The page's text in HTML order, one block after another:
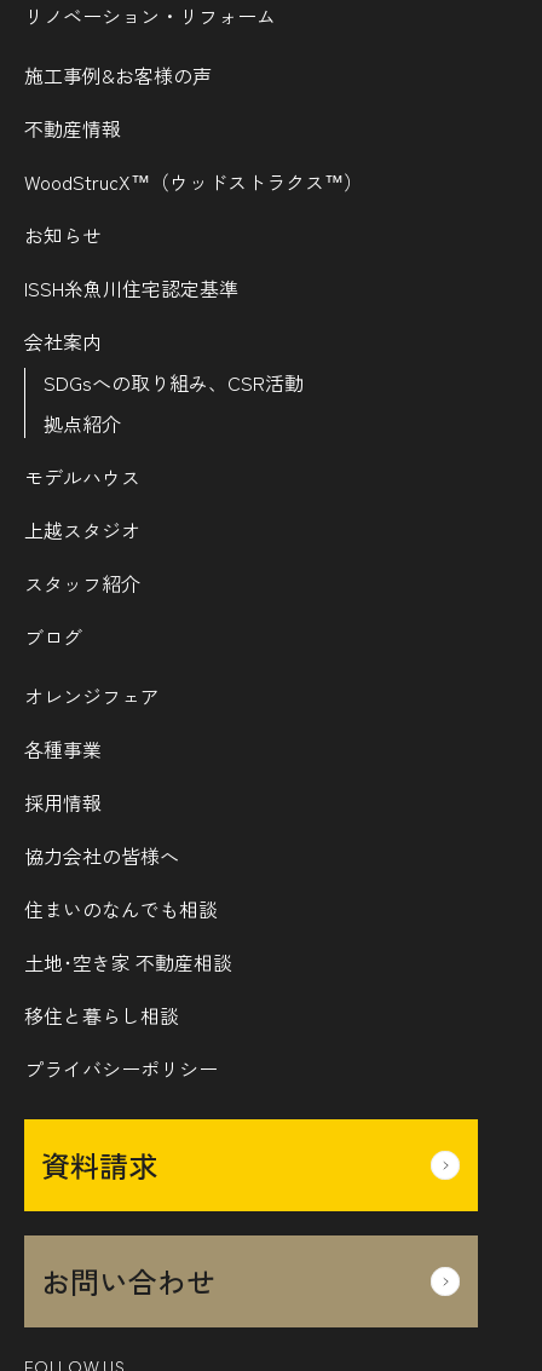
リノベーション・リフォーム
施工事例&お客様の声
不動産情報
WoodStrucX™（ウッドストラクス™）
お知らせ
ISSH糸魚川住宅認定基準
会社案内
SDGsへの取り組み、CSR活動
拠点紹介
モデルハウス
上越スタジオ
スタッフ紹介
ブログ
オレンジフェア
各種事業
採用情報
協力会社の皆様へ
住まいのなんでも相談
土地･空き家 不動産相談
移住と暮らし相談
プライバシーポリシー
資料請求
お問い合わせ